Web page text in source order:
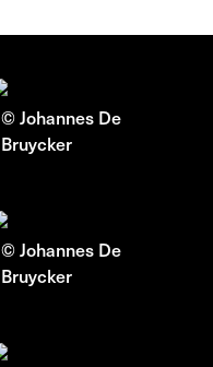
© Johannes De
Bruycker
© Johannes De
Bruycker